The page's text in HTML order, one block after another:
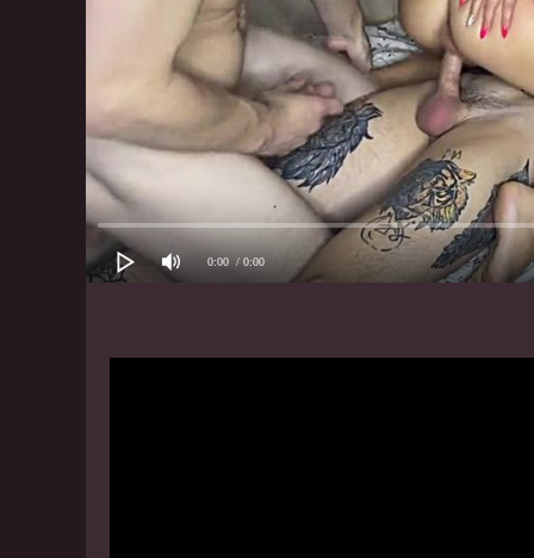
0:00 / 0:00